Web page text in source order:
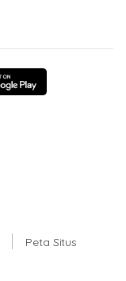
Peta Situs